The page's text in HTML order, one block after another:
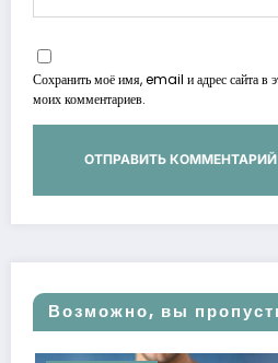
Сохранить моё имя, email и адрес сайта в
моих комментариев.
Возможно, вы